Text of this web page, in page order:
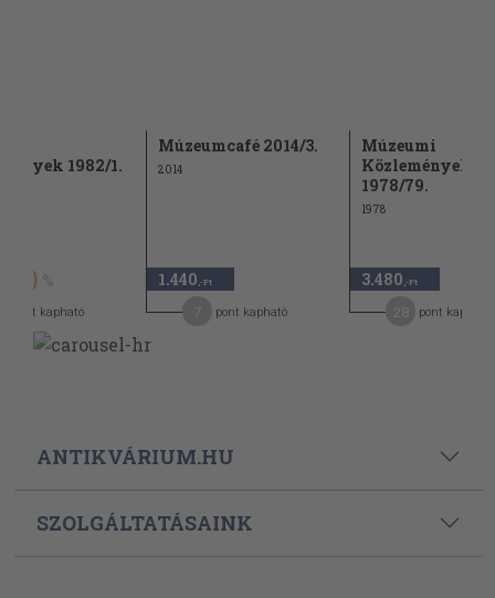
1982/1.
50
pont kapható
Múzeumcafé 2014/3.
2014
1.440 ,-Ft
pont kapható
Múzeumi
Közlemények
1978/79.
1978
3.480 ,-Ft
pont kapható
ANTIKVÁRIUM.HU
SZOLGÁLTATÁSAINK